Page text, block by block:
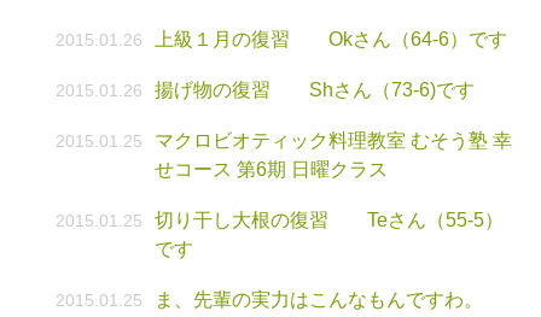
2015.01.26 上級１月の復習 Okさん（64-6）です
2015.01.26 揚げ物の復習 Shさん（73-6)です
2015.01.25
マクロビオティック料理教室 むそう塾 幸
せコース 第6期 日曜クラス
2015.01.25
切り干し大根の復習 Teさん（55-5）
です
2015.01.25
ま、先輩の実力はこんなもんですわ。